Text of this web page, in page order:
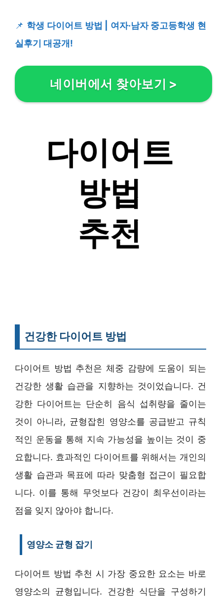
📌 학생 다이어트 방법 | 여자·남자 중고등학생 현
실후기 대공개!
네이버에서 찾아보기 >
건강한 다이어트 방법
다이어트 방법 추천은 체중 감량에 도움이 되는
건강한 생활 습관을 지향하는 것이었습니다. 건
강한 다이어트는 단순히 음식 섭취량을 줄이는
것이 아니라, 균형잡힌 영양소를 공급받고 규칙
적인 운동을 통해 지속 가능성을 높이는 것이 중
요합니다. 효과적인 다이어트를 위해서는 개인의
생활 습관과 목표에 따라 맞춤형 접근이 필요합
니다. 이를 통해 무엇보다 건강이 최우선이라는
점을 잊지 않아야 합니다.
영양소 균형 잡기
다이어트 방법 추천 시 가장 중요한 요소는 바로
영양소의 균형입니다. 건강한 식단을 구성하기